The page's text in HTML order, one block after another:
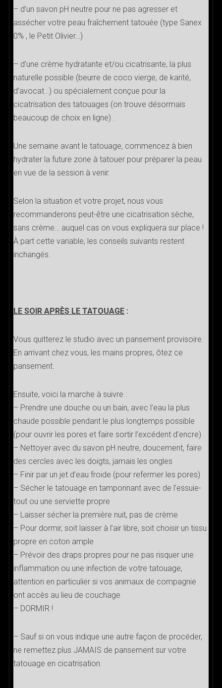
– d’un savon pH neutre pour ne pas agresser et
assécher votre peau fraîchement tatouée (type Sanex
0% , le Petit Olivier…)
– d’une crème hydratante et/ou cicatrisante, la plus
naturelle possible (beurre de coco vierge, de karité,
d’avocat…) ou spécialement conçue pour la
cicatrisation des tatouages (on trouve désormais
beaucoup de choix en ligne) .
Une semaine avant le tatouage, commencez à bien
hydrater la future zone à tatouer pour préparer la peau
en vue de la session à venir.
Selon la situation et votre projet, nous vous
recommanderons peut-être une cicatrisation sèche,
sans crème… auquel cas on vous expliquera sur place !
À part cette variable, les conseils suivants restent
inchangés.
LE SOIR APRÈS LE TATOUAGE :
Vous quitterez le studio avec un pansement provisoire.
En arrivant chez vous, les mains propres, ôtez ce
pansement.
Ensuite, voici la marche à suivre :
– Prendre une douche ou un bain, avec l’eau la plus
chaude possible pendant le plus longtemps possible
(pour ouvrir les pores et faire sortir l’excédent d’encre)
– Nettoyer avec du savon pH neutre, doucement, faire
des cercles avec les doigts, jamais les ongles
– Finir par un jet d’eau froide (pour refermer les pores)
– Sécher le tatouage en tamponnant avec de l’essuie-
tout ou une serviette propre
– Laisser sécher la première nuit, pas de crème
– Pour dormir, soit laisser à l’air libre, soit choisir un tissu
propre en coton ample
– Prévoir des draps propres pour ne pas risquer une
inflammation ou une infection de votre tatouage,
attention en particulier si vos animaux de compagnie
ont accès au lieu de couchage
– DORMIR !
– Sauf si on vous indique une autre façon de procéder,
ne remettez plus JAMAIS de pansement sur votre
tatouage en cicatrisation.